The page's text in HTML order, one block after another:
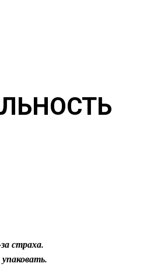
страха.